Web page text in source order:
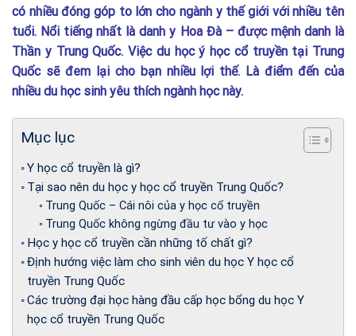
có nhiều đóng góp to lớn cho ngành y thế giới với nhiều tên
tuổi. Nổi tiếng nhất là danh y Hoa Đà – được mệnh danh là
Thần y Trung Quốc. Việc du học ý học cổ truyền tại Trung
Quốc sẽ đem lại cho bạn nhiều lợi thế. Là điểm đến của
nhiều du học sinh yêu thích ngành học này.
Mục lục
Y học cổ truyền là gì?
Tại sao nên du học y học cổ truyền Trung Quốc?
Trung Quốc – Cái nôi của y học cổ truyền
Trung Quốc không ngừng đầu tư vào y học
Học y học cổ truyền cần những tố chất gì?
Định hướng việc làm cho sinh viên du học Y học cổ
truyền Trung Quốc
Các trường đại học hàng đầu cấp học bổng du học Y
học cổ truyền Trung Quốc